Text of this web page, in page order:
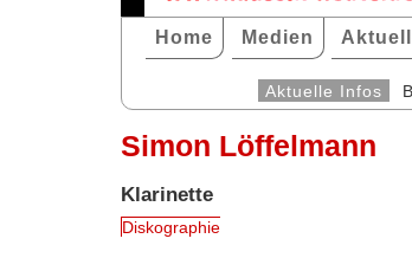
Home Medien
Aktuelle Infos
Simon Löffelmann
Klarinette
Diskographie